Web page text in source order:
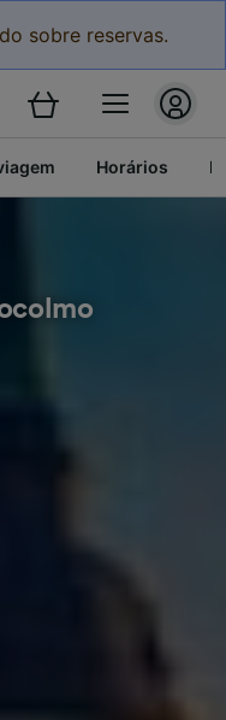
sobre reservas.
Horários